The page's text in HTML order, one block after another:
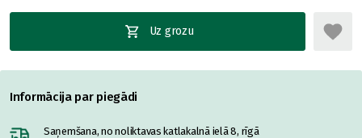
Uz grozu
Informācija par piegādi
Saņemšana, no noliktavas katlakalnā ielā 8, rīgā